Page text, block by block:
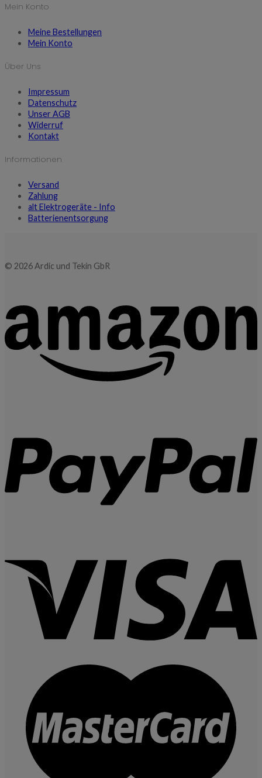
Mein Konto
Meine Bestellungen
Mein Konto
Über Uns
Impressum
Datenschutz
Unser AGB
Widerruf
Kontakt
Informationen
Versand
Zahlung
alt Elektrogeräte - Info
Batterienentsorgung
© 2026 Ardic und Tekin GbR